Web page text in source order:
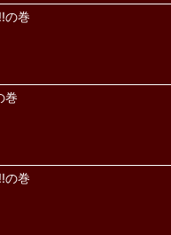
の巻
巻
の巻